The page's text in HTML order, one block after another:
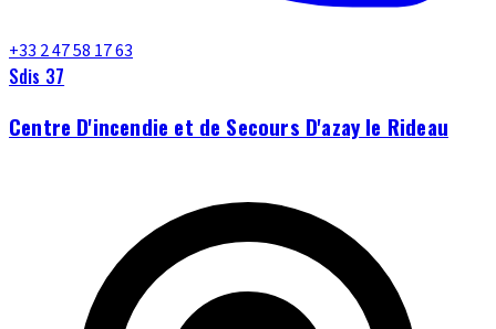
+33 2 47 58 17 63
Sdis 37
Centre D'incendie et de Secours D'azay le Rideau